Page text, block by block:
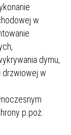
w
dymu,
drzwiowej w
p.poż.